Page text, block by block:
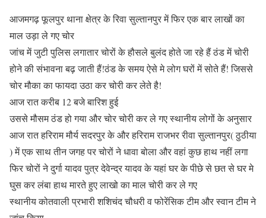
आजमगढ़ फूलपुर थाना क्षेत्र के रिवा सुल्तानपुर में फिर एक बार लाखों का
माल उड़ा ले गए चोर
जांच में जुटी पुलिस लगातार चोरों के हौसले बुलंद होते जा रहे हैं ठंड में चोरी
होने की संभावना बढ़ जाती हैं!ठंड के समय ऐसे मे लोग घरों में सोते हैं! जिससे
चोर मौका का फायदा उठा कर चोरी कर लेते है!
आज रात करीब 12 बजे बारिश हुई
उससे मौसम ठंड हो गया और चोर चोरी कर ले गए स्थानीय लोगों के अनुसार
आज रात हरिराम मौर्य सदरपुर के और हरिराम राजभर रीवा सुल्तानपुर( ठुठीया
) में एक साथ तीन जगह पर चोरों ने धावा बोला और वहां कुछ हाथ नहीं लगा
फिर चोरों ने दुर्गा यादव पुत्र देवेन्द्र यादव के यहां घर के पीछे से छत से घर मे
घुस कर लंबा हाथ मारते हुए लाखो का माल चोरी कर ले गए
स्थानीय कोतवाली प्रभारी शशिचंद चौधरी व फोरेंसिक टीम और स्वान टीम ने